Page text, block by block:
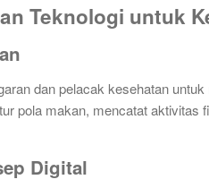
Teknologi untuk
dan pelacak kesehatan
pola makan, mencatat aktivitas
Digital